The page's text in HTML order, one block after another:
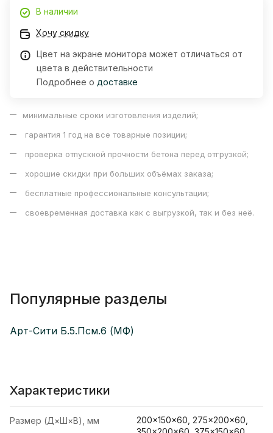
В наличии
Хочу скидку
Цвет на экране монитора может отличаться от
цвета в действительности
Подробнее о доставке
минимальные сроки изготовления изделий;
гарантия 1 год на все товарные позиции;
проверка отпускной прочности бетона перед отгрузкой;
хорошие скидки при больших объёмах заказа;
бесплатные профессиональные консультации;
своевременная доставка как с выгрузкой, так и без неё.
Популярные разделы
Арт-Сити Б.5.Псм.6 (МФ)
Характеристики
Размер (Д×Ш×В), мм
200×150×60, 275×200×60,